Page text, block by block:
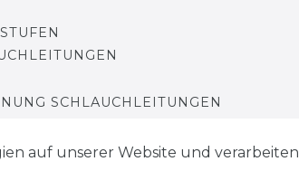
SCHLAUCHLEITUNGEN
auf unserer Website und verarbeiten